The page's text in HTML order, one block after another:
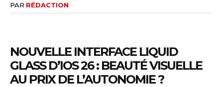
PAR RÉDACTION
NOUVELLE INTERFACE LIQUID
GLASS D’IOS 26 : BEAUTÉ VISUELLE
AU PRIX DE L’AUTONOMIE ?